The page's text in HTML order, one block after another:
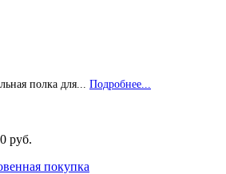
полка для... Подробнее...
руб.
покупка